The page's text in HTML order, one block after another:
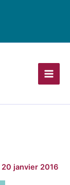
20 janvier 2016